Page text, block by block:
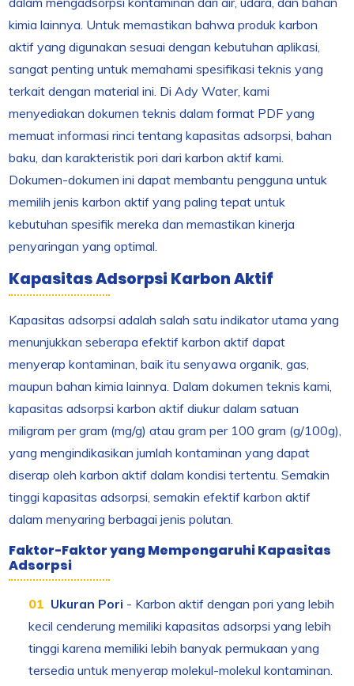
kimia lainnya. Untuk memastikan bahwa produk karbon
aktif yang digunakan sesuai dengan kebutuhan aplikasi,
sangat penting untuk memahami spesifikasi teknis yang
terkait dengan material ini. Di Ady Water, kami
menyediakan dokumen teknis dalam format PDF yang
memuat informasi rinci tentang kapasitas adsorpsi, bahan
baku, dan karakteristik pori dari karbon aktif kami.
Dokumen-dokumen ini dapat membantu pengguna untuk
memilih jenis karbon aktif yang paling tepat untuk
kebutuhan spesifik mereka dan memastikan kinerja
penyaringan yang optimal.
Kapasitas Adsorpsi Karbon Aktif
Kapasitas adsorpsi adalah salah satu indikator utama yang
menunjukkan seberapa efektif karbon aktif dapat
menyerap kontaminan, baik itu senyawa organik, gas,
maupun bahan kimia lainnya. Dalam dokumen teknis kami,
kapasitas adsorpsi karbon aktif diukur dalam satuan
miligram per gram (mg/g) atau gram per 100 gram (g/100g),
yang mengindikasikan jumlah kontaminan yang dapat
diserap oleh karbon aktif dalam kondisi tertentu. Semakin
tinggi kapasitas adsorpsi, semakin efektif karbon aktif
dalam menyaring berbagai jenis polutan.
Faktor-Faktor yang Mempengaruhi Kapasitas
Adsorpsi
Ukuran Pori - Karbon aktif dengan pori yang lebih
kecil cenderung memiliki kapasitas adsorpsi yang lebih
tinggi karena memiliki lebih banyak permukaan yang
tersedia untuk menyerap molekul-molekul kontaminan.